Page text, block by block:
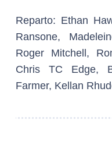
Reparto: Ethan
Ransone,
Roger Mitchell,
Chris TC Edge,
Farmer, Kellan